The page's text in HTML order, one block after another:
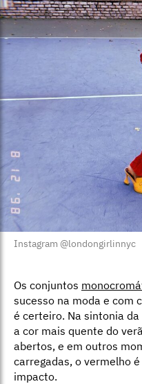
Instagram @londongirlinnyc
Os conjuntos
sucesso na moda e com
é certeiro. Na sintonia
a cor mais quente do
abertos, e em outros
carregadas, o vermelho
impacto.